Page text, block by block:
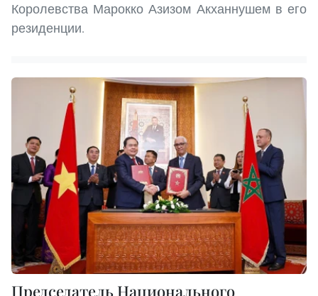
Королевства Марокко Азизом Акханнушем в его
резиденции.
Председатель Национального